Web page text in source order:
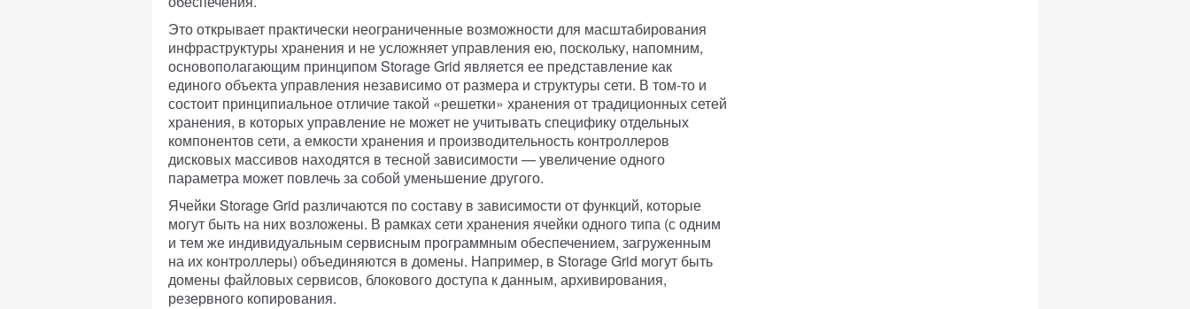
Это открывает практически неограниченные возможности для масштабирования
инфраструктуры хранения и не усложняет управления ею, поскольку, напомним,
основополагающим принципом Storage Grid является ее представление как
единого объекта управления независимо от размера и структуры сети. В том-то и
состоит принципиальное отличие такой «решетки» хранения от традиционных сетей
хранения, в которых управление не может не учитывать специфику отдельных
компонентов сети, а емкости хранения и производительность контроллеров
дисковых массивов находятся в тесной зависимости — увеличение одного
параметра может повлечь за собой уменьшение другого.
Ячейки Storage Grid различаются по составу в зависимости от функций, которые
могут быть на них возложены. В рамках сети хранения ячейки одного типа (с одним
и тем же индивидуальным сервисным программным обеспечением, загруженным
на их контроллеры) объединяются в домены. Например, в Storage Grid могут быть
домены файловых сервисов, блокового доступа к данным, архивирования,
резервного копирования.